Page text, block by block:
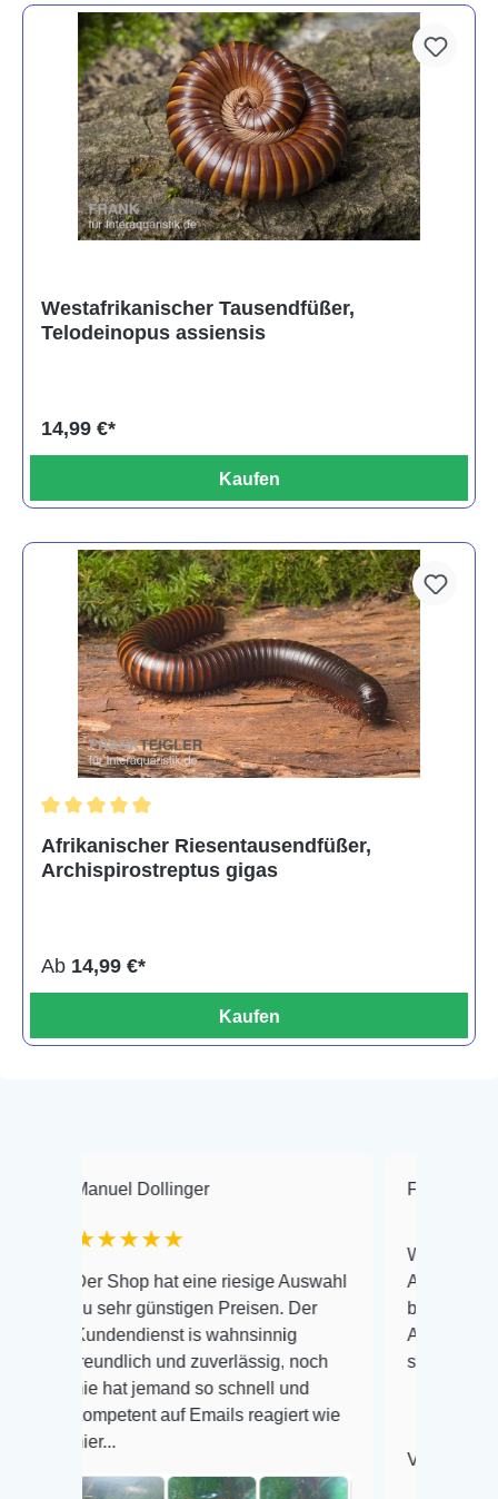
Westafrikanischer Tausendfüßer,
Telodeinopus assiensis
14,99 €*
Kaufen
Afrikanischer Riesentausendfüßer,
Archispirostreptus gigas
Ab 14,99 €*
Kaufen
Dollinger
hat eine riesige Auswahl
günstigen Preisen. Der
is wahnsinnig
und zuverlässig, noch
jemand so schnell und
auf Emails reagiert wie
Frank Hackmayer
Warenanlieferung Top
Auswahl plus
befinden der Fische
Alles ist quick lebendig
super Zustand. Gerne